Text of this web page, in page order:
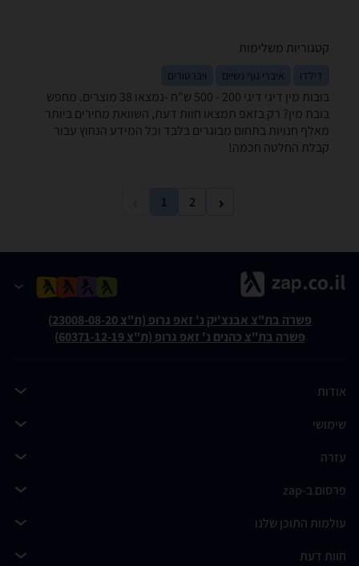
קטגוריות משלימות
דילדו איברי גוף נשיים ויברטורים
בובות מין ‏דיגי דיגי ‏200 - 500 ‏ש"ח -נמצאו 38 מוצרים. מחפש
בובת מין? רק בזאפ תמצאו חוות דעת, השוואת מחירים ביותר
מאלף חנויות בתחום מבוגרים בלבד וכל המידע הנחוץ עבור
קבלת החלטה חכמה!
1 2
פשרה בת"צ אבנצ'יק נ' זאפ גרופ (ת"צ 23008-08-20)
פשרה בת"צ כהנים נ' זאפ גרופ (ת"צ 60371-12-19)
אודות
שימושי
עזרה
פרסום ב-zap
עולמות התוכן שלנו
חוות דעת